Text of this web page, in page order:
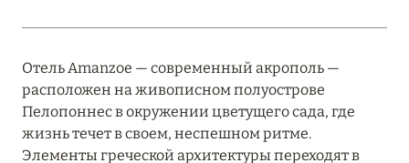
ПРЯМОЙ ПЕРЕЛЁТ
Подробнее
Отель Amanzoe — современный акрополь —
расположен на живописном полуострове
Пелопоннес в окружении цветущего сада, где
жизнь течет в своем, неспешном ритме.
Элементы греческой архитектуры переходят в